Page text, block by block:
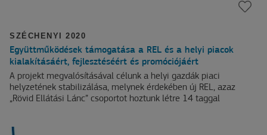
SZÉCHENYI 2020
Együttműködések támogatása a REL és a helyi piacok
kialakításáért, fejlesztéséért és promóciójáért
A projekt megvalósításával célunk a helyi gazdák piaci
helyzetének stabilizálása, melynek érdekében új REL, azaz
„Rövid Ellátási Lánc” csoportot hoztunk létre 14 taggal